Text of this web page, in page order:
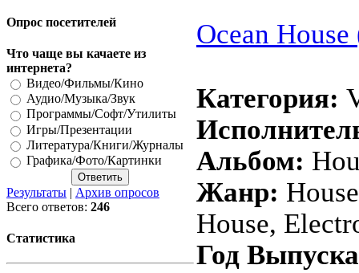
Опрос посетителей
Что чаще вы качаете из
интернета?
Видео/Фильмы/Кино
Аудио/Музыка/Звук
Программы/Софт/Утилиты
Игры/Презентации
Литература/Книги/Журналы
Графика/Фото/Картинки
Результаты | Архив опросов
Всего ответов: 246
Статистика
Ocean
Категория:
Альбом:
Жанр:
House,
Год